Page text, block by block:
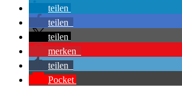
teilen
teilen
teilen
merken
teilen
Pocket